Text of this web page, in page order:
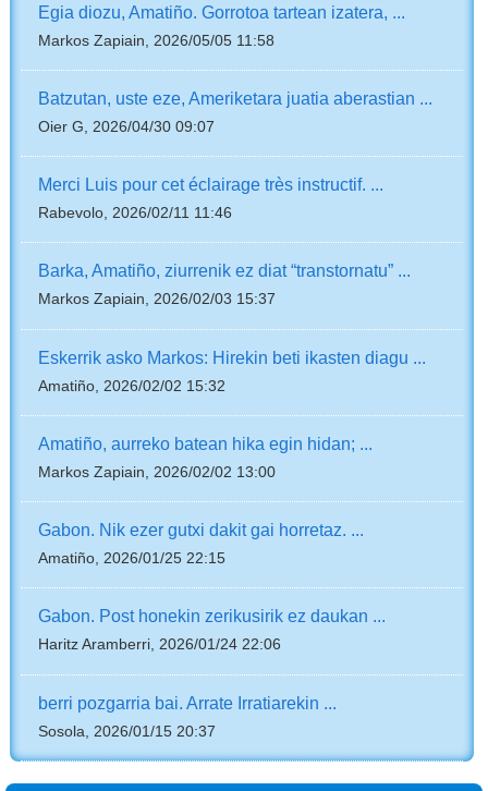
Egia diozu, Amatiño. Gorrotoa tartean izatera, ...
Markos Zapiain, 2026/05/05 11:58
Batzutan, uste eze, Ameriketara juatia aberastian ...
Oier G, 2026/04/30 09:07
Merci Luis pour cet éclairage très instructif. ...
Rabevolo, 2026/02/11 11:46
Barka, Amatiño, ziurrenik ez diat “transtornatu” ...
Markos Zapiain, 2026/02/03 15:37
Eskerrik asko Markos: Hirekin beti ikasten diagu ...
Amatiño, 2026/02/02 15:32
Amatiño, aurreko batean hika egin hidan; ...
Markos Zapiain, 2026/02/02 13:00
Gabon. Nik ezer gutxi dakit gai horretaz. ...
Amatiño, 2026/01/25 22:15
Gabon. Post honekin zerikusirik ez daukan ...
Haritz Aramberri, 2026/01/24 22:06
berri pozgarria bai. Arrate Irratiarekin ...
Sosola, 2026/01/15 20:37